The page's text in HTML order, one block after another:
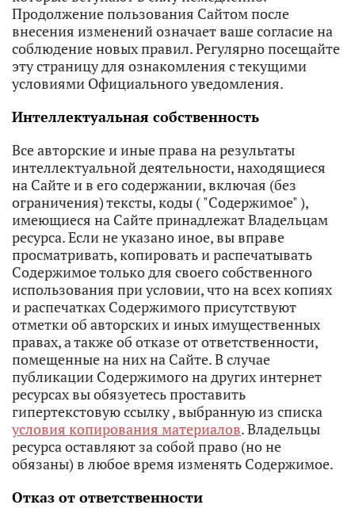
Продолжение пользования Сайтом после
внесения изменений означает ваше согласие на
соблюдение новых правил. Регулярно посещайте
эту страницу для ознакомления с текущими
условиями Официального уведомления.
Интеллектуальная собственность
Все авторские и иные права на результаты
интеллектуальной деятельности, находящиеся
на Сайте и в его содержании, включая (без
ограничения) тексты, коды ( "Cодержимое" ),
имеющиеся на Сайте принадлежат Владельцам
ресурса. Если не указано иное, вы вправе
просматривать, копировать и распечатывать
Содержимое только для своего собственного
использования при условии, что на всех копиях
и распечатках Содержимого присутствуют
отметки об авторских и иных имущественных
правах, а также об отказе от ответственности,
помещенные на них на Сайте. В случае
публикации Содержимого на других интернет
ресурсах вы обязуетесь проставить
гипертекстовую ссылку , выбранную из списка
условия копирования материалов. Владельцы
ресурса оставляют за собой право (но не
обязаны) в любое время изменять Содержимое.
Отказ от ответственности